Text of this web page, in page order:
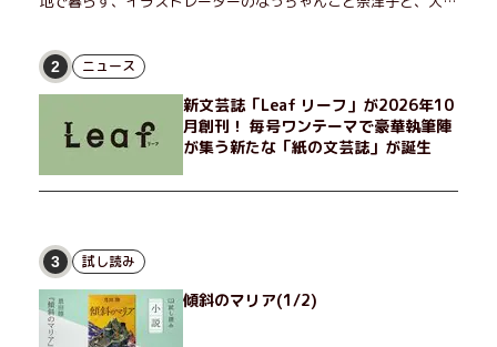
げたり、部屋でふたりだけの「台湾映画祭」を催したり。50代
独身、幼なじみの変わらぬ友情とささやかな幸せの日々を描く。
2 ニュース
新文芸誌「Leaf リーフ」が2026年10
月創刊！ 毎号ワンテーマで豪華執筆陣
が集う新たな「紙の文芸誌」が誕生
3 試し読み
傾斜のマリア(1/2)